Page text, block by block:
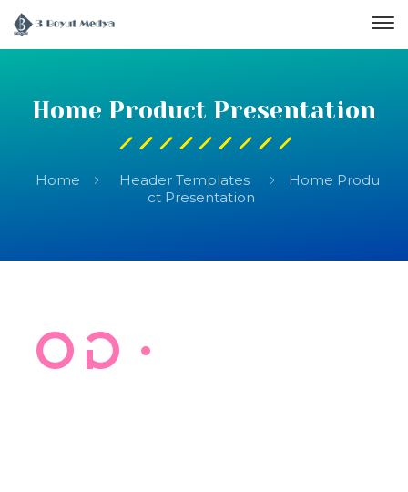
Home Product Presentation
Home Header Templates
Home Produ
ct Presentation